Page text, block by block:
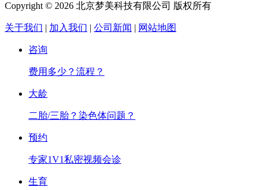
Copyright © 2026 北京梦美科技有限公司 版权所有
关于我们 | 加入我们 | 公司新闻 | 网站地图
咨询
费用多少？流程？
大龄
二胎/三胎？染色体问题？
预约
专家1V1私密视频会诊
生育